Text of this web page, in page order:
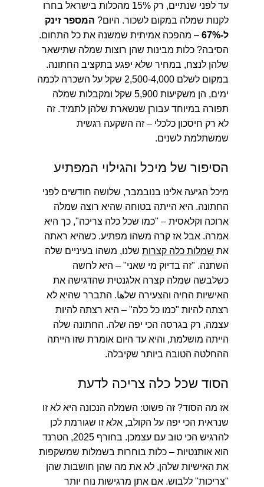
עד לפני שנתיים, רק 15% מהכלות בישראל בחרו
לקנות שמלה במקום לשכור. היום? המספר זינק
ל-67%
– מהפכה אמיתית שמשנה את כל התחום.
הסיבה? כלות מבינות שהן רוצות שמלה שתישאר
שלהן לנצח, במחיר שלא יפגע בתקציב החתונה.
במקום לשלם 2,500-4,000 שקל על השכרה לכמה
ימים, הן משקיעות 5,900 שקל ומקבלות שמלה
תפורה במיוחד עבורן שנשארת שלהן לתמיד. זה
לא רק חיסכון כלכלי – זה השקעה רגשית
שמשתלמת לשנים.
הסיפור של מיכל והגילוי המפתיע
מיכל הגיעה אלינו בנובמבר, שלושה חודשים לפני
החתונה. היא הייתה בטוחה שהיא רוצה שמלה
ארוכה וקלאסית – "כמו שכל כלה צריכה", כך היא
אמרה. אבל אז קרה משהו מפתיע. כשהיא ראתה
את שמלות כלה קצרות שלנו, משהו בעיניים שלה
השתנה. "זה בדיוק מי שאני" – היא לחשה
כשלבשה שמלה קצרה אלגנטית שהדגישה את
האישיות החיה והצעירה שלها. התברר שהיא לא
רצתה להיות "כמו כל כלה" – היא רצתה להיות
עצמה, רק בגרסה הכי יפה שלה. החתונה שלה
הייתה מושלמת, והיא עד היום אומרת שזו הייתה
ההחלטה הטובה ביותר שקיבלה.
הסוד שכל כלה צריכה לדעת
אז מה הסוד? זה פשוט: השמלה הנכונה היא לא זו
שנראית הכי יפה על הקולב, אלא זו שגורמת לכן
להרגיש הכי טוב עם עצמכן. בחורף 2025, הטרנד
הוא אותנטיות – כלות בוחרות בשמלות שמשקפות
את האישיות שלהן, לא את מה שהן חושבות שהן
"צריכות" ללבוש. אם אתן מרגישות נוח יותר